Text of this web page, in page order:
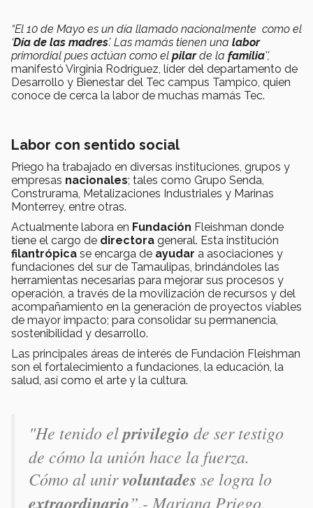
“El 10 de Mayo es un día llamado nacionalmente como el
‘Día de las madres’. Las mamás tienen una labor
primordial pues actúan como el pilarde la familia'',
manifestó Virginia Rodríguez, líder del departamento de
Desarrollo y Bienestar del Tec campus Tampico, quien
conoce de cerca la labor de muchas mamás Tec.
Labor con sentido social
Priego ha trabajado en diversas instituciones, grupos y
empresas nacionales; tales como Grupo Senda,
Construrama, Metalizaciones Industriales y Marinas
Monterrey, entre otras.
Actualmente labora en Fundación Fleishman donde
tiene el cargo de directora general. Esta institución
filantrópica se encarga de ayudar a asociaciones y
fundaciones del sur de Tamaulipas, brindándoles las
herramientas necesarias para mejorar sus procesos y
operación, a través de la movilización de recursos y del
acompañamiento en la generación de proyectos viables
de mayor impacto; para consolidar su permanencia,
sostenibilidad y desarrollo.
Las principales áreas de interés de Fundación Fleishman
son el fortalecimiento a fundaciones, la educación, la
salud, así como el arte y la cultura.
"He tenido elprivilegio de ser testigo
de cómo la unión hace la fuerza.
Cómo al unirvoluntades se logra lo
extraordinario”.- Mariana Priego.